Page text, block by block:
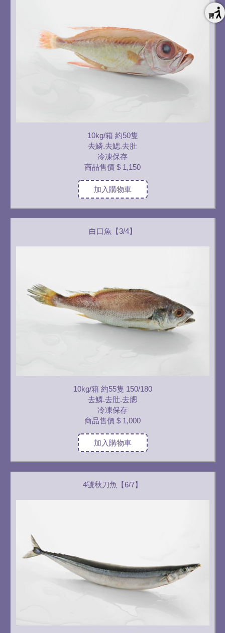
10kg/箱 約50隻
去鱗.去鰓.去肚
冷凍保存
商品售價 $ 1,150
加入購物車
白口魚【3/4】
10kg/箱 約55隻 150/180
去鱗.去肚.去腮
冷凍保存
商品售價 $ 1,000
加入購物車
4號秋刀魚【6/7】